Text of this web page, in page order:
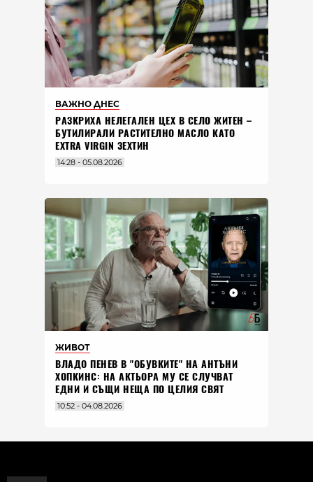
ВАЖНО ДНЕС
РАЗКРИХА НЕЛЕГАЛЕН ЦЕХ В СЕЛО ЖИТЕН –
БУТИЛИРАЛИ РАСТИТЕЛНО МАСЛО КАТО
EXTRA VIRGIN ЗЕХТИН
14:28 - 05.08.2026
ЖИВОТ
ВЛАДO ПЕНЕВ В "ОБУВКИТЕ" НА АНТЪНИ
ХОПКИНС: НА АКТЬОРА МУ СЕ СЛУЧВАТ
ЕДНИ И СЪЩИ НЕЩА ПО ЦЕЛИЯ СВЯТ
10:52 - 04.08.2026